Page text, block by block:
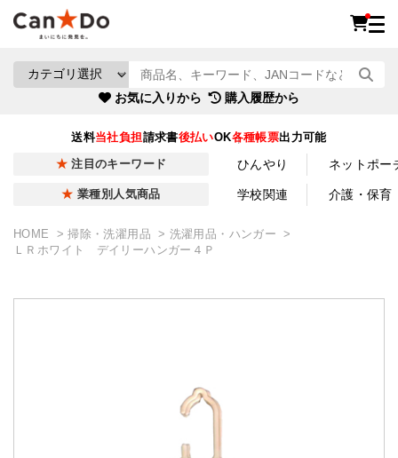
お気に入りから 購入履歴から
送料当社負担請求書後払いOK各種帳票出力可能
注目のキーワード ひんやり ネットポー
業種別人気商品 学校関連 介護・保育
HOME 掃除・洗濯用品
洗濯用品・ハンガー
ＬＲホワイト デイリーハンガー４Ｐ